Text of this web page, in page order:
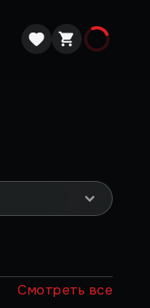
Смотреть все